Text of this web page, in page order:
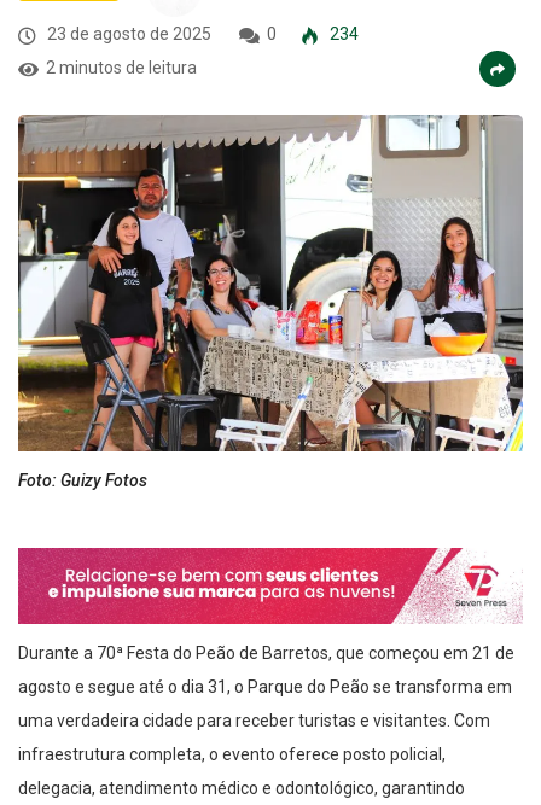
23 de agosto de 2025 0
234
2 minutos de leitura
Foto: Guizy Fotos
Durante a 70ª Festa do Peão de Barretos, que começou em 21 de
agosto e segue até o dia 31, o Parque do Peão se transforma em
uma verdadeira cidade para receber turistas e visitantes. Com
infraestrutura completa, o evento oferece posto policial,
delegacia, atendimento médico e odontológico, garantindo